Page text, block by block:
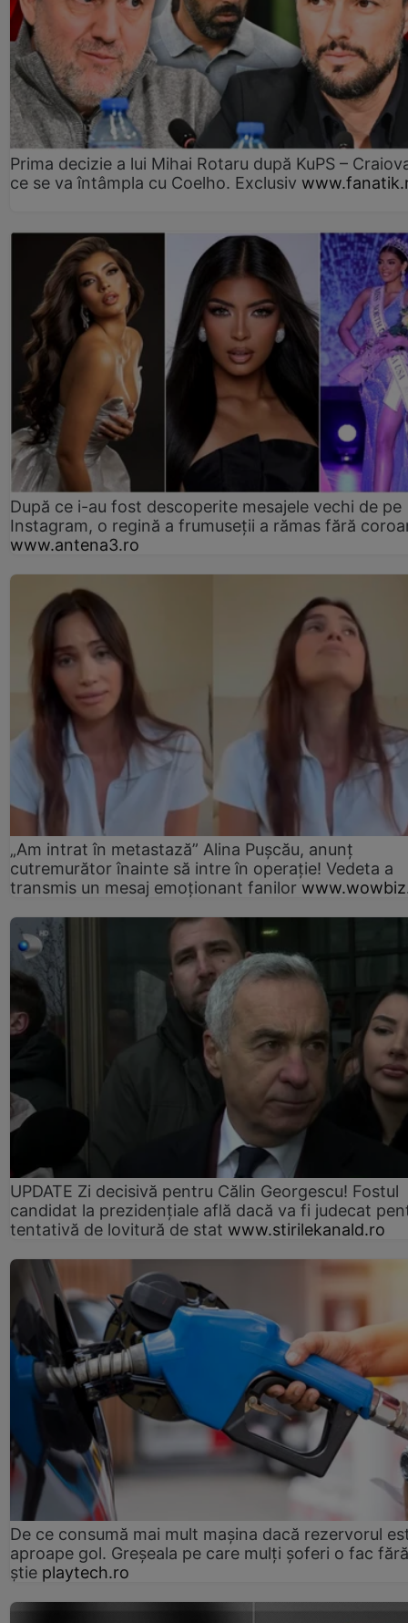
Prima decizie a lui Mihai Rotaru după KuPS –
ce se va întâmpla cu Coelho. Exclusiv
După ce i-au fost descoperite mesajele vechi de pe
Instagram, o regină a frumuseții a rămas fără
www.antena3.ro
„Am intrat în metastază” Alina Pușcău, anunț
cutremurător înainte să intre în operație! Vedeta a
transmis un mesaj emoționant fanilor
UPDATE Zi decisivă pentru Călin Georgescu! Fostul
candidat la prezidențiale află dacă va fi judecat
tentativă de lovitură de stat www.stirilekanald.ro
De ce consumă mai mult mașina dacă rezervorul
aproape gol. Greșeala pe care mulți șoferi o fac
știe playtech.ro